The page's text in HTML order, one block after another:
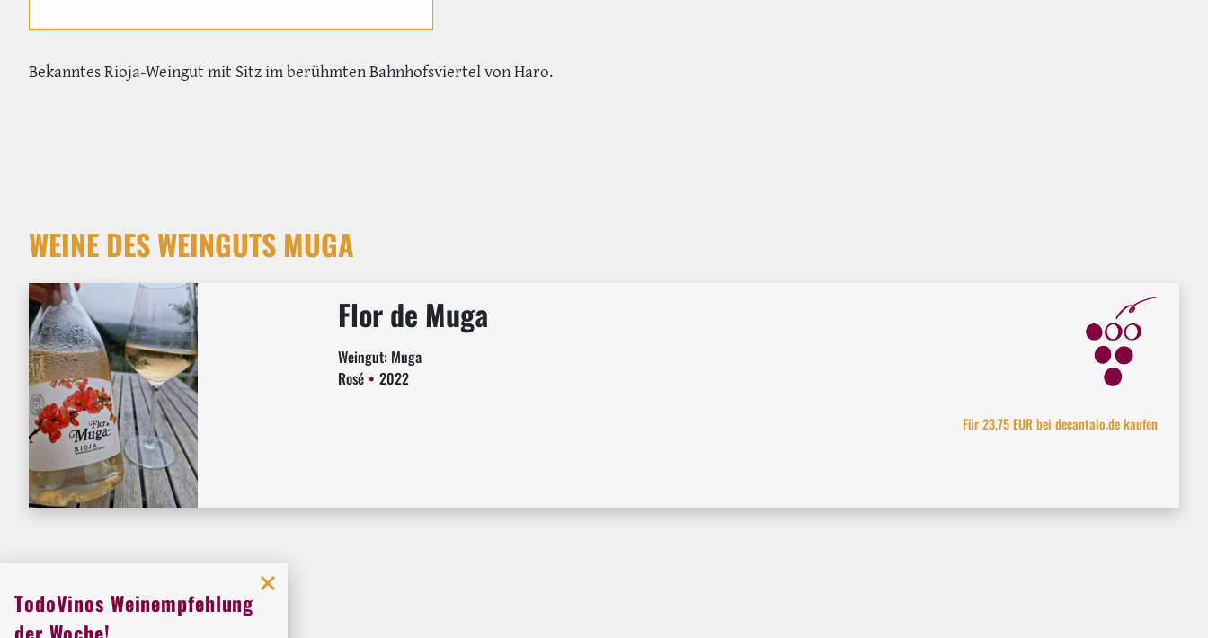
Bekanntes Rioja-Weingut mit Sitz im berühmten Bahnhofsviertel von Haro.
WEINE DES WEINGUTS MUGA
Flor de Muga
Weingut: Muga
Rosé
2022
Für 23,75 EUR bei decantalo.de kaufen
TodoVinos Weinempfehlung